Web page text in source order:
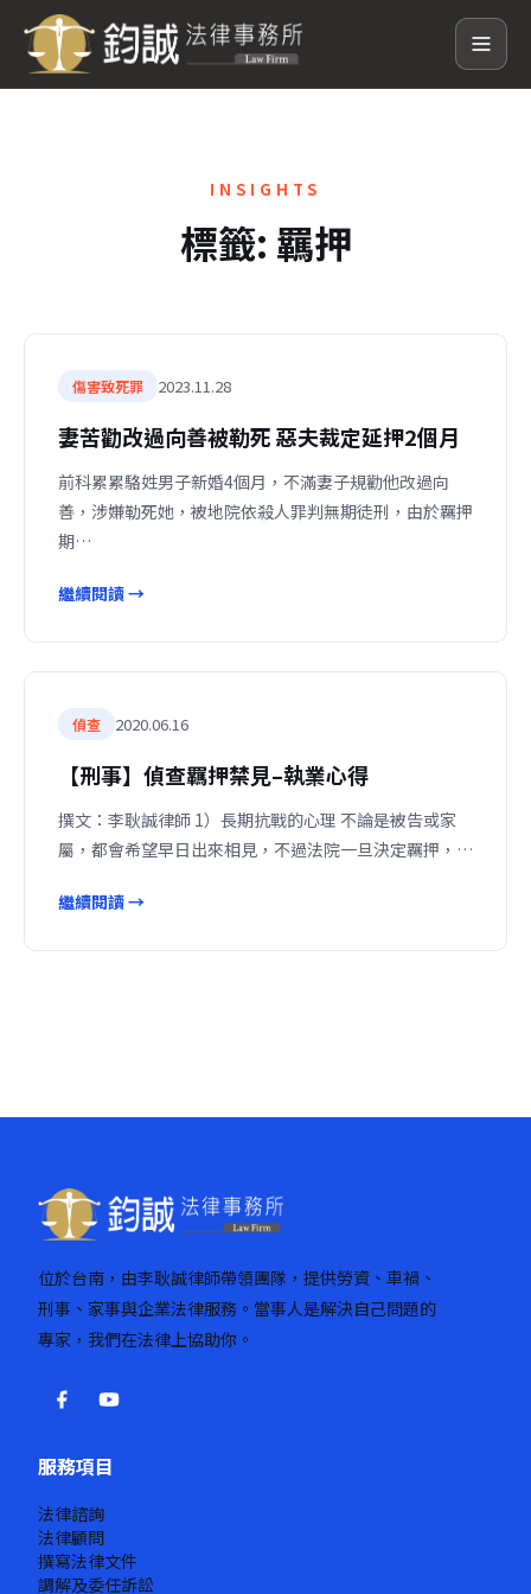
INSIGHTS
標籤: 羈押
傷害致死罪 2023.11.28
妻苦勸改過向善被勒死 惡夫裁定延押2個月
前科累累駱姓男子新婚4個月，不滿妻子規勸他改過向
善，涉嫌勒死她，被地院依殺人罪判無期徒刑，由於羈押
期…
繼續閱讀 →
偵查 2020.06.16
【刑事】偵查羈押禁見–執業心得
撰文：李耿誠律師 1）長期抗戰的心理 不論是被告或家
屬，都會希望早日出來相見，不過法院一旦決定羈押，…
繼續閱讀 →
位於台南，由李耿誠律師帶領團隊，提供勞資、車禍、
刑事、家事與企業法律服務。當事人是解決自己問題的
專家，我們在法律上協助你。
服務項目
法律諮詢
法律顧問
撰寫法律文件
調解及委任訴訟